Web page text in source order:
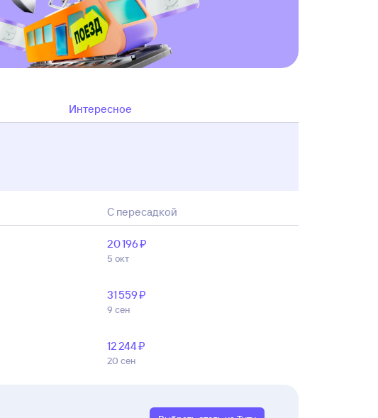
Интересное
С пересадкой
20 ⁠196 ⁠₽
5 окт
31 ⁠559 ⁠₽
9 сен
12 ⁠244 ⁠₽
20 сен